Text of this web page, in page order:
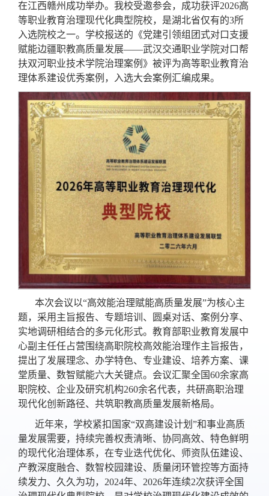
在江西赣州成功举办。我校受邀参会，成功获评2026高
等职业教育治理现代化典型院校，是湖北省仅有的3所
入选院校之一。学校报送的《党建引领组团式对口支援
赋能边疆职教高质量发展——武汉交通职业学院对口帮
扶双河职业技术学院治理案例》被评为高等职业教育治
理体系建设优秀案例，入选大会案例汇编成果。
本次会议以“高效能治理赋能高质量发展”为核心主
题，采用主旨报告、专题培训、圆桌对话、案例分享、
实地调研相结合的多元化形式。教育部职业教育发展中
心副主任任占营围绕高职院校高效能治理作主旨报告，
提出了发展理念、办学特色、专业建设、培养方案、课
堂质量、数智赋能六大关键点。会议汇聚全国60余家高
职院校、企业及研究机构260余名代表，共研高职治理
现代化创新路径、共筑职教高质量发展新格局。
近年来，学校紧扣国家“双高建设计划”和事业高质
量发展需要，持续完善权责清晰、协同高效、特色鲜明
的现代化治理体系，在专业迭代优化、师资队伍建设、
产教深度融合、数智校园建设、质量闭环管控等方面持
续发力、久久为功，2024年、2026年连续2次获评全国